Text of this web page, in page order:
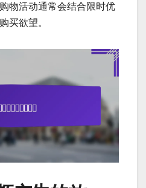
物活动通常会结合限时优
买欲望。